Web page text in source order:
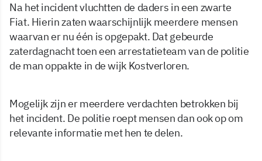
Na het incident vluchtten de daders in een zwarte
Fiat. Hierin zaten waarschijnlijk meerdere mensen
waarvan er nu één is opgepakt. Dat gebeurde
zaterdagnacht toen een arrestatieteam van de politie
de man oppakte in de wijk Kostverloren.
Mogelijk zijn er meerdere verdachten betrokken bij
het incident. De politie roept mensen dan ook op om
relevante informatie met hen te delen.